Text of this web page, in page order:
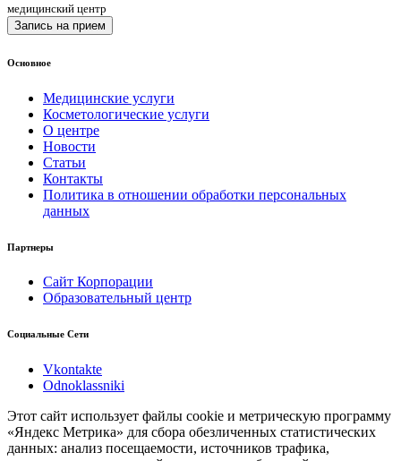
медицинский центр
Запись на прием
Основное
Медицинские услуги
Косметологические услуги
О центре
Новости
Статьи
Контакты
Политика в отношении обработки персональных
данных
Партнеры
Сайт Корпорации
Образовательный центр
Социальные Сети
Vkontakte
Odnoklassniki
Этот сайт использует файлы cookie и метрическую программу
«Яндекс Метрика» для сбора обезличенных статистических
данных: анализ посещаемости, источников трафика,